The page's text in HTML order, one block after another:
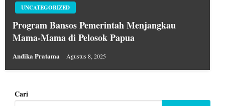
UNCATEGORIZED
Program Bansos Pemerintah Menjangkau
Mama-Mama di Pelosok Papua
Andika Pratama Agustus 8, 2025
Cari